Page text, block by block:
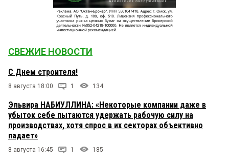
СВЕЖИЕ НОВОСТИ
С Днем строителя!
8 августа 18:00 1 134
Эльвира НАБИУЛЛИНА: «Некоторые компании даже в
убыток себе пытаются удержать рабочую силу на
производствах, хотя спрос в их секторах объективно
падает»
8 августа 16:45 1 185